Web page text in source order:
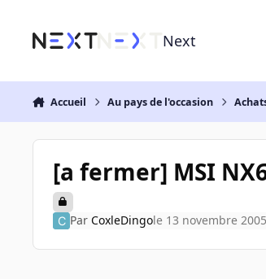
Next
Accueil Au pays de l'occasion
[a fermer] MSI
Par CoxleDingole 13 novembre 2005